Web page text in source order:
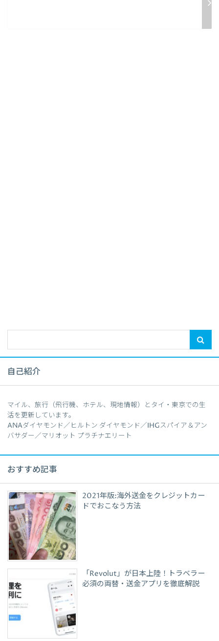
自己紹介
マイル、旅行（飛行機、ホテル、現地情報）とタイ・東京での生
活を更新しています。
ANAダイヤモンド／ヒルトン ダイヤモンド／IHGスパイア＆アン
バサダー／マリオット プラチナエリート
おすすめ記事
2021年版:海外送金をクレジットカー
ドでおこなう方法
「Revolut」が日本上陸！トラベラー
必須の両替・送金アプリを徹底解説